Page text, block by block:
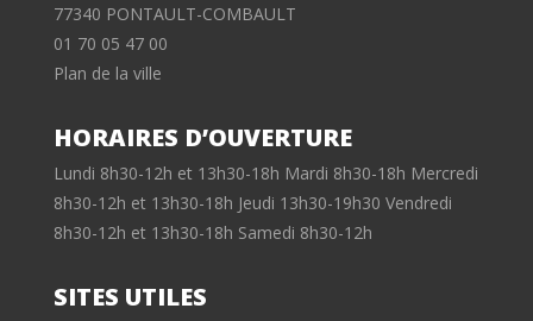
77340 PONTAULT-COMBAULT
01 70 05 47 00
Plan de la ville
HORAIRES D’OUVERTURE
Lundi 8h30-12h et 13h30-18h Mardi 8h30-18h Mercredi
8h30-12h et 13h30-18h Jeudi 13h30-19h30 Vendredi
8h30-12h et 13h30-18h Samedi 8h30-12h
SITES UTILES